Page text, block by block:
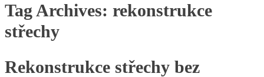
Tag Archives: rekonstrukce
střechy
Rekonstrukce střechy bez